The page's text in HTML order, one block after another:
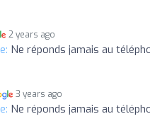
2 years ago
Ne réponds jamais au
3 years ago
Ne réponds jamais au